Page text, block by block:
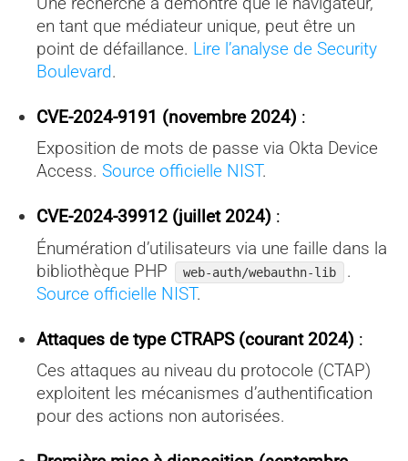
en tant que médiateur unique, peut être un
point de défaillance. Lire l’analyse de Security
Boulevard.
CVE-2024-9191 (novembre 2024) :
Exposition de mots de passe via Okta Device
Access. Source officielle NIST.
CVE-2024-39912 (juillet 2024) :
Énumération d’utilisateurs via une faille dans la
bibliothèque PHP
web-auth/webauthn-lib
.
Source officielle NIST.
Attaques de type CTRAPS (courant 2024) :
Ces attaques au niveau du protocole (CTAP)
exploitent les mécanismes d’authentification
pour des actions non autorisées.